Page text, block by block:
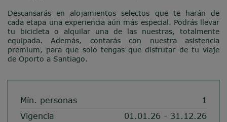
Descansarás en alojamientos selectos que te harán de
cada etapa una experiencia aún más especial. Podrás llevar
tu bicicleta o alquilar una de las nuestras, totalmente
equipada. Además, contarás con nuestra asistencia
premium, para que solo tengas que disfrutar de tu viaje
de Oporto a Santiago.
Mín. personas
1
Vigencia
01.01.26 - 31.12.26